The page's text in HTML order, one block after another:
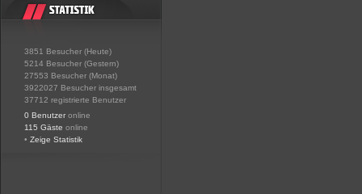
3851 Besucher (Heute)
5214 Besucher (Gestern)
27553 Besucher (Monat)
3922027 Besucher insgesamt
37712 registrierte Benutzer
0 Benutzer online
115 Gäste online
• Zeige Statistik